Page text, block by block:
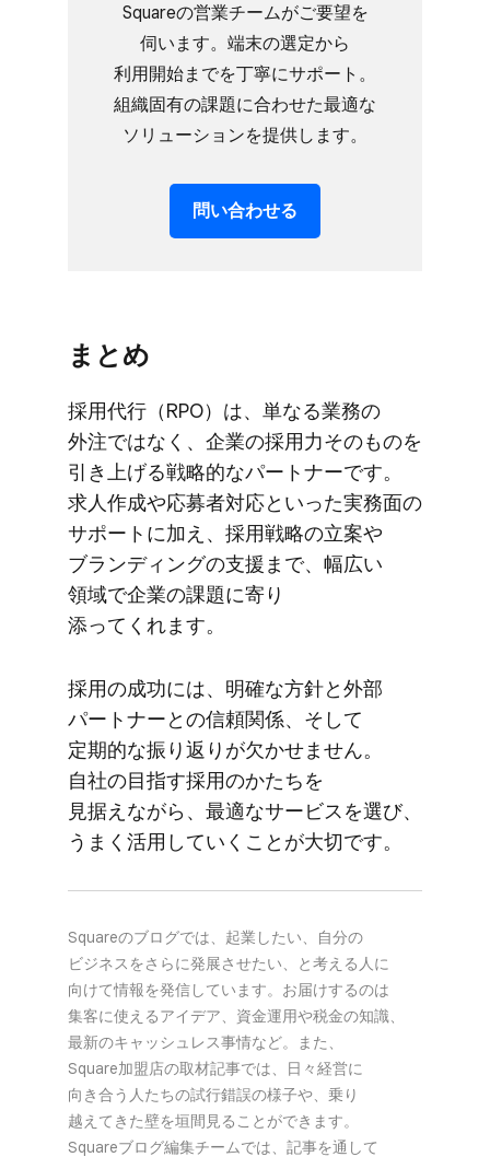
Squareの​営業チームが​ご要望を​
伺います。​端末の​選定から​
利用開始までを​丁寧に​サポート。​
組織固有の​課題に​合わせた​最適な​
ソリューションを​提供します。
問い​合わせる
まとめ
採用代行​（RPO）は、​単なる​業務の​
外注ではなく、​企業の​採用力​その​ものを​
引き上げる​戦略的な​パートナーです。​
求人作成や​応募者対応と​いった​実務面の​
サポートに​加え、​採用戦略の​立案や​
ブランディングの​支援まで、​幅広い​
領域で​企業の​課題に​寄り​
添ってくれます。
採用の​成功には、​明確な​方​針と​外部​
パートナーとの​信頼関係、​そして​
定期的な​振り返りが​欠かせません。​
自社の​目指す採用のかたちを​
見据えながら、​最適な​サービスを​選び、​
うまく​活用していく​ことが​大切です。
Squareの​ブログでは、​起業したい、​自分の​
ビジネスを​さらに​発展させたい、と​考える​人に​
向けて​情報を​発信しています。​お届けするのは​
集客に​使える​アイデア、​資金運用や​税金の​知識、​
最新の​キャッシュレス事情など。​また、​
Square加盟店の​取材記事では、​日々​経営に​
向き合う​人たちの​試行錯誤の​様子や、​乗り​
越えてきた壁を​垣間見る​ことができます。​
Squareブログ編集チームでは、​記事を​通して​